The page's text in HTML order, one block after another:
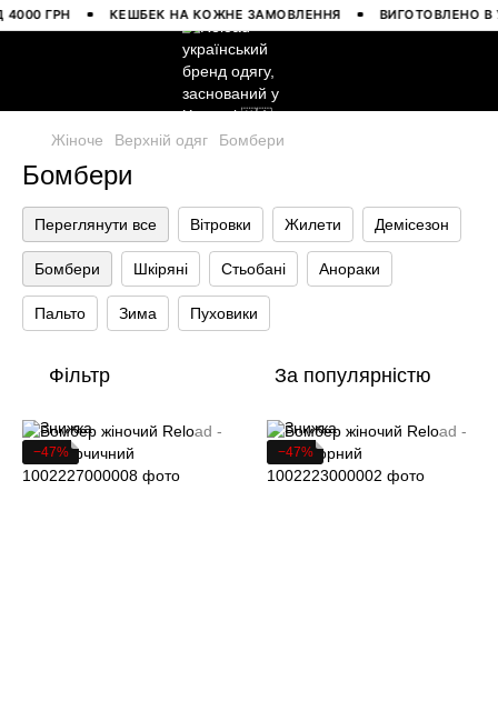
ГРН КЕШБЕК НА КОЖНЕ ЗАМОВЛЕННЯ ВИГОТОВЛЕНО В
Жіноче Верхній одяг Бомбери
Бомбери
Переглянути все Вітровки Жилети Демісезон
Бомбери Шкіряні Стьобані Анораки
Пальто Зима Пуховики
Фільтр За популярністю
−47% −47%